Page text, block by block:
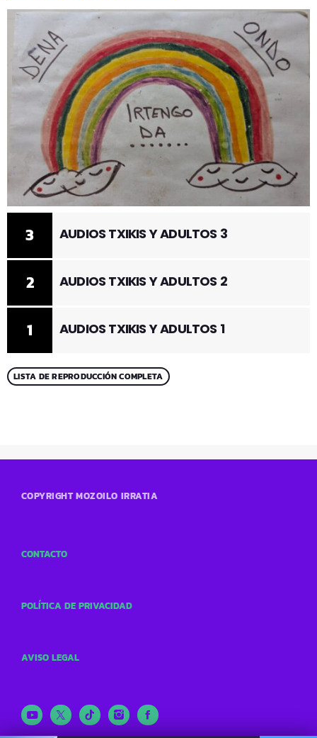
1 AUDIOS TXIKIS Y ADULTOS 1
2 AUDIOS TXIKIS Y ADULTOS 2
3 AUDIOS TXIKIS Y ADULTOS 3
LISTA DE REPRODUCCIÓN COMPLETA
COPYRIGHT MOZOILO IRRATIA
CONTACTO
POLÍTICA DE PRIVACIDAD
AVISO LEGAL